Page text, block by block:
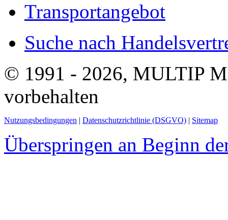
Transportangebot
Suche nach
© 1991 - 2026, MULTIP
vorbehalten
Nutzungsbedingungen Datenschutzrichtlinie (DSGVO) Sitemap
Überspringen an Beginn